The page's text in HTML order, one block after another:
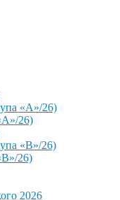
«А»/26)
26)
«В»/26)
26)
2026